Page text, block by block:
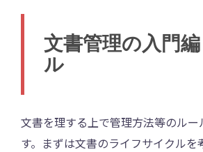
文書管理の入門
ル
文書を理する上で管理方法等のルー
す。まずは文書のライフサイクルを